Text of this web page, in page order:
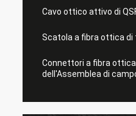
Cavo ottico attivo di
Scatola a fibra ottica di
Connettori a fibra ottica
dell'Assemblea di